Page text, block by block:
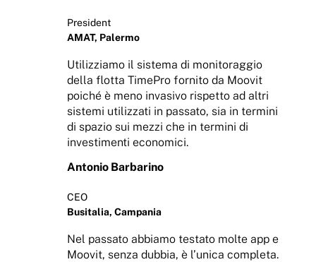
President
AMAT, Palermo
Utilizziamo il sistema di monitoraggio
della flotta TimePro fornito da Moovit
poiché è meno invasivo rispetto ad altri
sistemi utilizzati in passato, sia in termini
di spazio sui mezzi che in termini di
investimenti economici.
Antonio Barbarino
CEO
Busitalia, Campania
Nel passato abbiamo testato molte app e
Moovit, senza dubbia, è l’unica completa.